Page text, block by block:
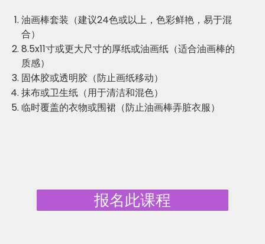
报名此课程
油画棒套装（建议24色或以上，色彩鲜艳，易于混
合）
8.5x11寸或更大尺寸的厚纸或油画纸（适合油画棒的
质感）
固体胶或透明胶（防止画纸移动）
抹布或卫生纸（用于清洁和混色）
临时覆盖的衣物或围裙（防止油画棒弄脏衣服）